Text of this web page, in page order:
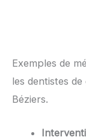
Exemples de
les dentistes
Béziers.